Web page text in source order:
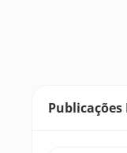
Publicações